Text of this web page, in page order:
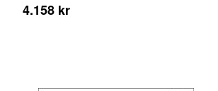
4.158 kr